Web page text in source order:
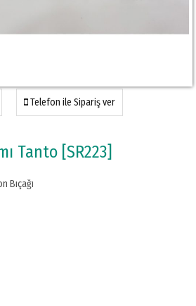
Telefon ile Sipariş ver
Tanto [SR223]
Bıçağı